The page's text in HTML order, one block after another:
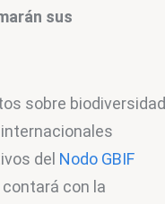
sus
sobre biodiversidad
del Nodo GBIF
con la